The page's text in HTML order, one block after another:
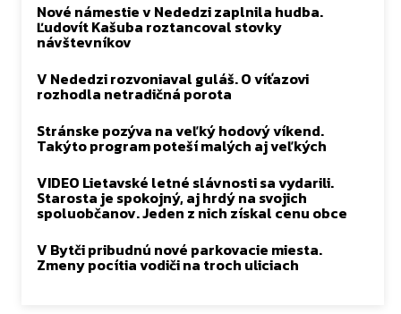
Nové námestie v Nededzi zaplnila hudba.
Ľudovít Kašuba roztancoval stovky
návštevníkov
V Nededzi rozvoniaval guláš. O víťazovi
rozhodla netradičná porota
Stránske pozýva na veľký hodový víkend.
Takýto program poteší malých aj veľkých
VIDEO Lietavské letné slávnosti sa vydarili.
Starosta je spokojný, aj hrdý na svojich
spoluobčanov. Jeden z nich získal cenu obce
V Bytči pribudnú nové parkovacie miesta.
Zmeny pocítia vodiči na troch uliciach